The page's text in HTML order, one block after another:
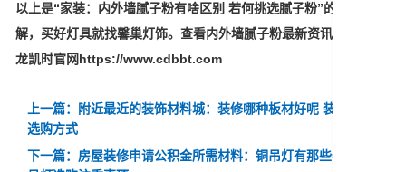
以上是“家装：内外墙腻子粉有啥区别 若何挑选腻子粉”的内容详
解，买好灯具就找馨巢灯饰。查看内外墙腻子粉最新资讯，关注尊
龙凯时官网https://www.cdbbt.com
上一篇：附近最近的装饰材料城：装修哪种板材好呢 装修板材
选购方式
下一篇：房屋装修申请公积金所需材料：铜吊灯有那些特点 铜